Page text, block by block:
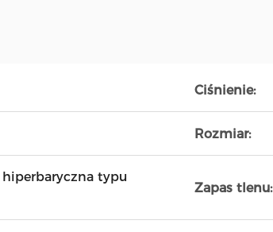
Ciśnienie:
Rozmiar:
typu
Zapas tlenu: